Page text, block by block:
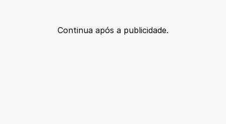
Continua após a publicidade.